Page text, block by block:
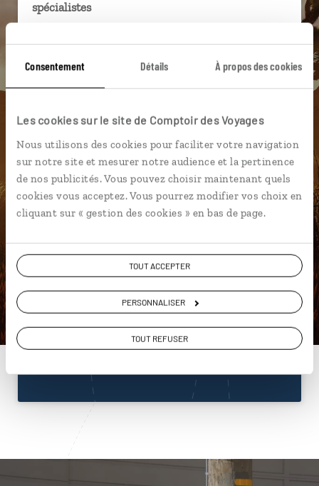
Consentement Détails À propos des cookies
Les cookies sur le site de Comptoir des Voyages
Nous utilisons des cookies pour faciliter votre navigation
sur notre site et mesurer notre audience et la pertinence
de nos publicités. Vous pouvez choisir maintenant quels
cookies vous acceptez. Vous pourrez modifier vos choix en
cliquant sur « gestion des cookies » en bas de page.
TOUT ACCEPTER
PERSONNALISER
TOUT REFUSER
spécialistes
téléphone.
Vous gardez le même interlocuteur avant,
pendant et après votre voyage.
ou
Unis
01 85 08 23 53